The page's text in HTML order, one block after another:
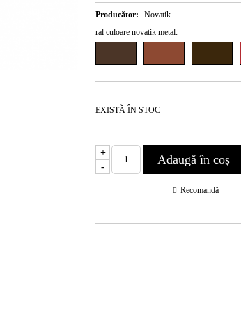
Producător:
Novatik
ral culoare novatik metal:
EXISTĂ ÎN STOC
+
-
Recomandă